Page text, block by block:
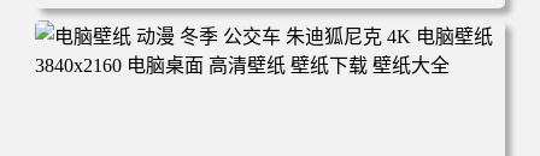
电脑壁纸 完美世界 荒天帝石昊 4K高清动漫壁纸 电脑桌面
高清壁纸 壁纸下载 壁纸大全